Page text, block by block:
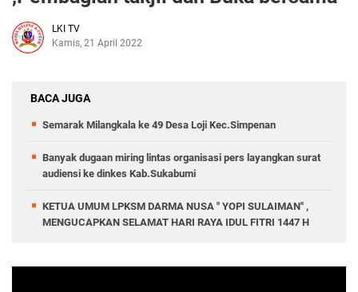
LKI TV
Kamis, 21 April 2022
BACA JUGA
Semarak Milangkala ke 49 Desa Loji Kec.Simpenan
Banyak dugaan miring lintas organisasi pers layangkan surat
audiensi ke dinkes Kab.Sukabumi
KETUA UMUM LPKSM DARMA NUSA " YOPI SULAIMAN" ,
MENGUCAPKAN SELAMAT HARI RAYA IDUL FITRI 1447 H